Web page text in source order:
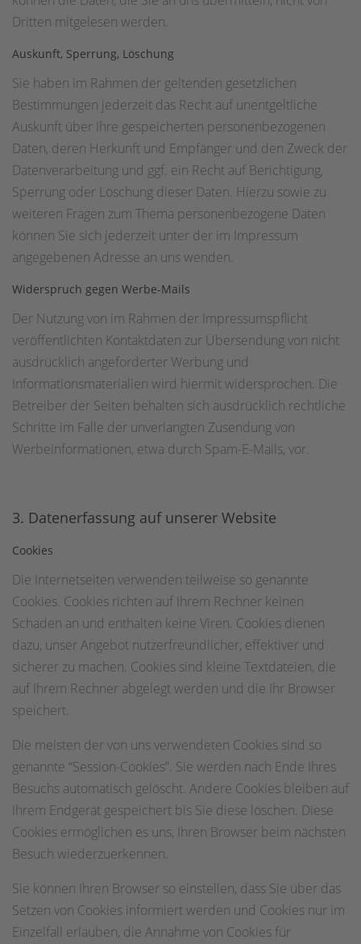
Dritten mitgelesen werden.
Auskunft, Sperrung, Löschung
Sie haben im Rahmen der geltenden gesetzlichen
Bestimmungen jederzeit das Recht auf unentgeltliche
Auskunft über Ihre gespeicherten personenbezogenen
Daten, deren Herkunft und Empfänger und den Zweck der
Datenverarbeitung und ggf. ein Recht auf Berichtigung,
Sperrung oder Löschung dieser Daten. Hierzu sowie zu
weiteren Fragen zum Thema personenbezogene Daten
können Sie sich jederzeit unter der im Impressum
angegebenen Adresse an uns wenden.
Widerspruch gegen Werbe-Mails
Der Nutzung von im Rahmen der Impressumspflicht
veröffentlichten Kontaktdaten zur Übersendung von nicht
ausdrücklich angeforderter Werbung und
Informationsmaterialien wird hiermit widersprochen. Die
Betreiber der Seiten behalten sich ausdrücklich rechtliche
Schritte im Falle der unverlangten Zusendung von
Werbeinformationen, etwa durch Spam-E-Mails, vor.
3. Datenerfassung auf unserer Website
Cookies
Die Internetseiten verwenden teilweise so genannte
Cookies. Cookies richten auf Ihrem Rechner keinen
Schaden an und enthalten keine Viren. Cookies dienen
dazu, unser Angebot nutzerfreundlicher, effektiver und
sicherer zu machen. Cookies sind kleine Textdateien, die
auf Ihrem Rechner abgelegt werden und die Ihr Browser
speichert.
Die meisten der von uns verwendeten Cookies sind so
genannte “Session-Cookies”. Sie werden nach Ende Ihres
Besuchs automatisch gelöscht. Andere Cookies bleiben auf
Ihrem Endgerät gespeichert bis Sie diese löschen. Diese
Cookies ermöglichen es uns, Ihren Browser beim nächsten
Besuch wiederzuerkennen.
Sie können Ihren Browser so einstellen, dass Sie über das
Setzen von Cookies informiert werden und Cookies nur im
Einzelfall erlauben, die Annahme von Cookies für